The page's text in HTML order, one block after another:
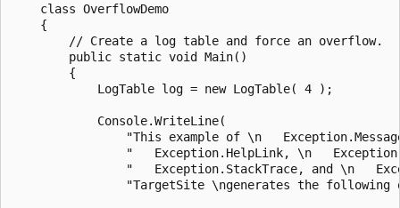
    class OverflowDemo
    {
        // Create a log table and force an overflow.
        public static void Main()
        {
            LogTable log = new LogTable( 4 );
            Console.WriteLine(
"This example of \n
"   Exception.HelpLink, \n
"   Exception.StackTrace, and \n
"TargetSite \ngenerates the following